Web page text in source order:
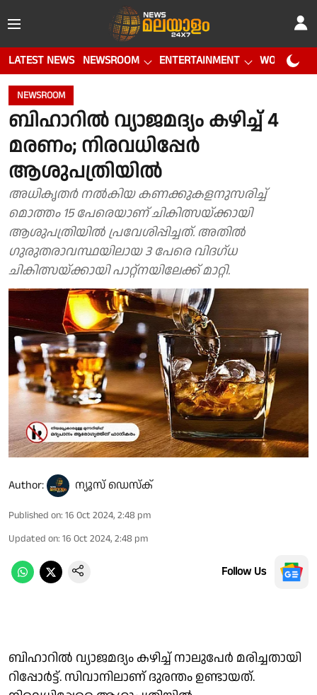
LATEST NEWS NEWSROOM ENTERTAINMENT WORLD CUP
NEWSROOM
ബിഹാറിൽ വ്യാജമദ്യം കഴിച്ച് 4
മരണം; നിരവധിപ്പേർ
ആശുപത്രിയിൽ
അധികൃതർ നൽകിയ കണക്കുകളനുസരിച്ച്
മൊത്തം 15 പേരെയാണ് ചികിത്സയ്ക്കായി
ആശുപത്രിയിൽ പ്രവേശിപ്പിച്ചത്. അതിൽ
ഗുരുതരാവസ്ഥയിലായ 3 പേരെ വിദഗ്ധ
ചികിത്സയ്ക്കായി പാറ്റ്നയിലേക്ക് മാറ്റി.
Author: ന്യൂസ് ഡെസ്ക്
Published on: 16 Oct 2024, 2:48 pm
Updated on: 16 Oct 2024, 2:48 pm
Follow Us
ബിഹാറിൽ വ്യാജമദ്യം കഴിച്ച് നാലുപേർ മരിച്ചതായി
റിപ്പോർട്ട്. സിവാനിലാണ് ദുരന്തം ഉണ്ടായത്.